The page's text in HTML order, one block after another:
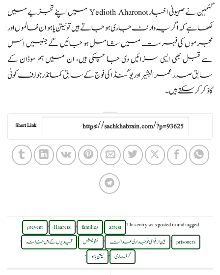
گٹمین نے صہیونی اخبار Yedioth Aharonot میں اپنے تجزیے میں
لکھا ہے کہ اگر یہ وارنٹ جاری ہو جاتے ہیں تو نیتن یاہو ان ظالموں اور
مجرموں کی فہرست میں شامل ہو جائیں گے جنہیں اس
سے قبل بھی ایسی سزائیں دی جا چکی ہیں، ان میں ہم سوڈان کے
سابق صدر عمر البشیر اور یوگنڈا کی فوج کے سابق کمانڈر جوزف کونی
کا ذکر کر سکتے ہیں۔
Short Link
This entry was posted inand tagged
arrest
,
families
,
Haaretz
,
prevent
,
prisoners
, بین الاقوامی فوجداری عدالت , تشویش , قیدیوں کے اہل خانہ ,
گرفتاری , نیتن یاہو .